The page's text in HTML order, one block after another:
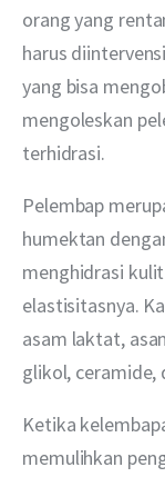
orang yang
harus
yang bisa
mengoleskan
terhidrasi.
Pelembap
humektan
menghidrasi
elastisitasnya.
asam laktat,
glikol, ceramide,
Ketika
memulihkan